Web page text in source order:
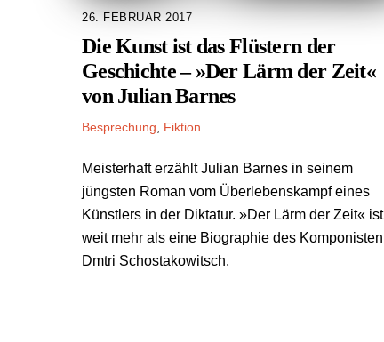
26. FEBRUAR 2017
Die Kunst ist das Flüstern der
Geschichte – »Der Lärm der Zeit«
von Julian Barnes
Besprechung Fiktion
Meisterhaft erzählt Julian Barnes in seinem
jüngsten Roman vom Überlebenskampf eines
Künstlers in der Diktatur. »Der Lärm der Zeit« ist
weit mehr als eine Biographie des Komponisten
Dmtri Schostakowitsch.